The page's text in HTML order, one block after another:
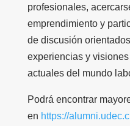
profesionales,
emprendimiento y
de discusión
experiencias y
actuales del mundo
Podrá encontrar
en https://